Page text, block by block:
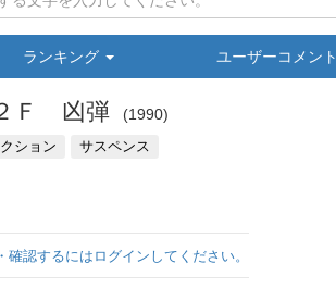
ランキング ユーザーコメント
Ｆ 凶弾 1990
ション サスペンス
確認するにはログインしてください。